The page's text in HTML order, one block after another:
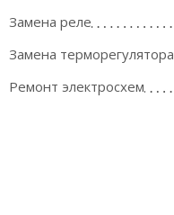
Замена реле
Замена терморегулятора
Ремонт электросхем